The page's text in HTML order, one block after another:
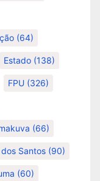
(64)
Estado (138)
FPU (326)
(66)
Santos (90)
(60)